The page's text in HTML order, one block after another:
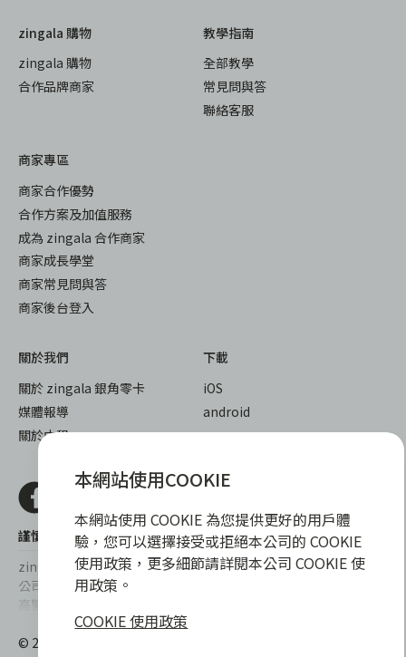
zingala 購物
zingala 購物
合作品牌商家
教學指南
全部教學
常見問與答
聯絡客服
商家專區
商家合作優勢
合作方案及加值服務
成為 zingala 合作商家
商家成長學堂
商家常見問與答
商家後台登入
關於我們
關於 zingala 銀角零卡
媒體報導
關於中租
下載
iOS
android
謹慎衡量自身財務狀況，理性理財最安心
zingala銀角零卡/仲信資融沒有代辦公司及代辦業務，也未與代辦
公司合作，更不會要求您提供實體銀行提款卡或實體信用卡，請提
高警覺，勿受騙上當！
提醒您，消費前請審慎評估財務狀況，理性理財最安心。總費用年
百分率區間為0%~15.9%，實際費用率，仍以各合作商家提供之商
© 2022 仲信資融股份有限公司 Chailease Consumer Finance
本網站使用COOKIE
本網站使用 COOKIE 為您提供更好的用戶體
驗，您可以選擇接受或拒絕本公司的 COOKIE
使用政策，更多細節請詳閱本公司 COOKIE 使
用政策。
COOKIE 使用政策